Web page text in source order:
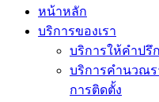
หน้าหลัก
บริการของเรา
บริการให้คำปรึ
บริการคำนวณ
การติดตั้ง